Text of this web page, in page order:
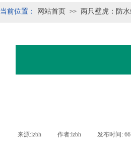
网站首页 >> 两只壁虎：防
当前位置：
来源:lzbh 作者:lzbh 发布时间: